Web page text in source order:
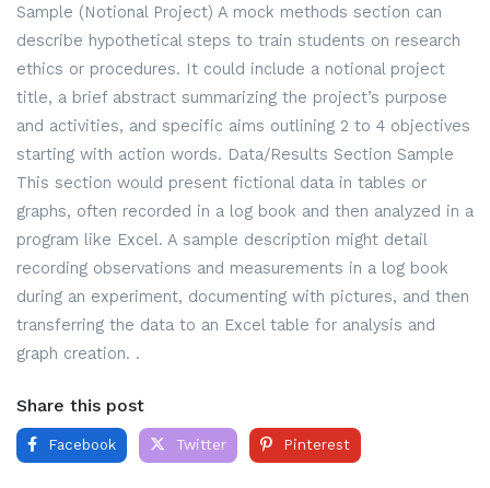
Sample (Notional Project) A mock methods section can
describe hypothetical steps to train students on research
ethics or procedures. It could include a notional project
title, a brief abstract summarizing the project’s purpose
and activities, and specific aims outlining 2 to 4 objectives
starting with action words. Data/Results Section Sample
This section would present fictional data in tables or
graphs, often recorded in a log book and then analyzed in a
program like Excel. A sample description might detail
recording observations and measurements in a log book
during an experiment, documenting with pictures, and then
transferring the data to an Excel table for analysis and
graph creation. .
Share this post
Facebook Twitter Pinterest